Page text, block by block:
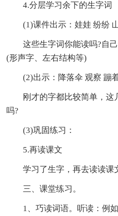
4.分层学习余下的生字词
(1)课件出示：娃娃 纷纷
这些生字词你能读吗?自
(形声字、左右结构等)
(2)出示：降落伞 观察 蹦
刚才的字都比较简单，这
吗?
(3)巩固练习：
5.再读课文
学习了生字，再去读读课
三、课堂练习。
1、巧读词语。听读：例